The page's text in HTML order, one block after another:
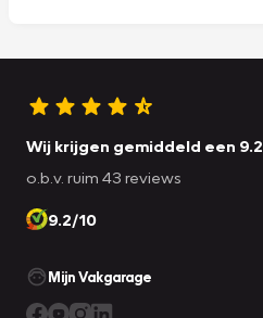
Wij krijgen gemiddeld een 9.2
o.b.v. ruim 43 reviews
9.2/10
Mijn Vakgarage